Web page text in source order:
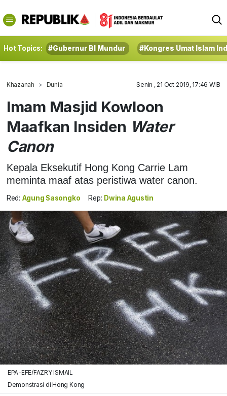
Hot Topics: #Gubernur BI Mundur #Kongres Umat Islam
Khazanah Dunia Senin , 21 Oct 2019, 17:46 WIB
Imam Masjid Kowloon
Maafkan Insiden Water
Canon
Kepala Eksekutif Hong Kong Carrie Lam
meminta maaf atas peristiwa water canon.
Red: Agung Sasongko Rep: Dwina Agustin
EPA-EFE/FAZRY ISMAIL
Demonstrasi di Hong Kong